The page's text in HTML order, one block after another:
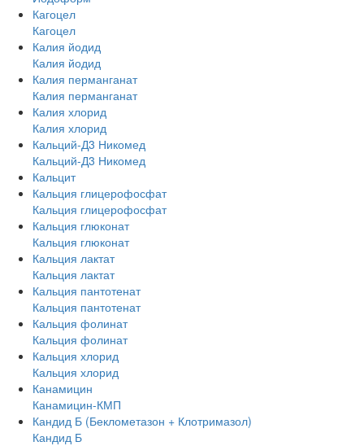
Кагоцел
Кагоцел
Калия йодид
Калия йодид
Калия перманганат
Калия перманганат
Калия хлорид
Калия хлорид
Кальций-Д3 Никомед
Кальций-Д3 Никомед
Кальцит
Кальция глицерофосфат
Кальция глицерофосфат
Кальция глюконат
Кальция глюконат
Кальция лактат
Кальция лактат
Кальция пантотенат
Кальция пантотенат
Кальция фолинат
Кальция фолинат
Кальция хлорид
Кальция хлорид
Канамицин
Канамицин-КМП
Кандид Б (Беклометазон + Клотримазол)
Кандид Б